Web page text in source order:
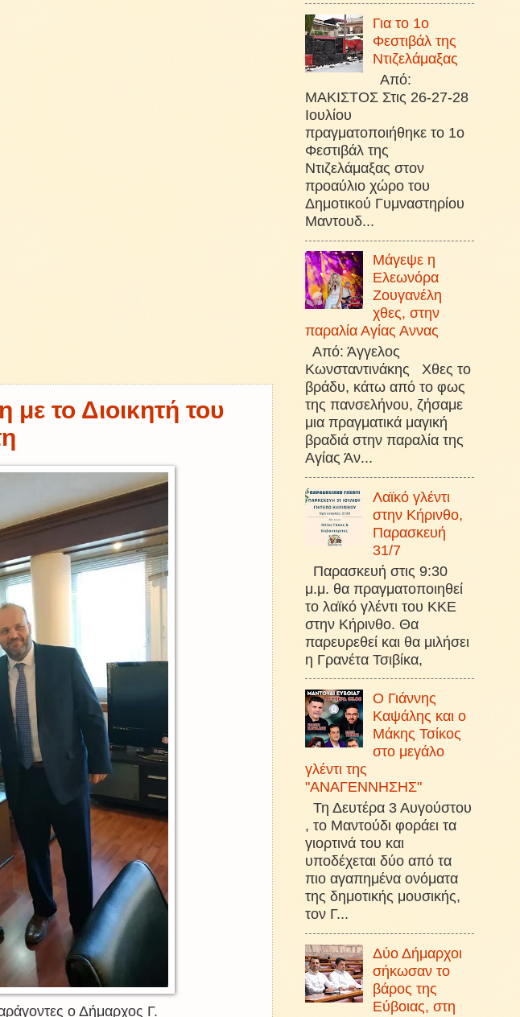
το Διοικητή του
ο Δήμαρχος Γ.
Για το 1ο
Φεστιβάλ της
Ντιζελάμαξας
Από:
ΜΑΚΙΣΤΟΣ Στις 26-27-28
Ιουλίου
πραγματοποιήθηκε το 1ο
Φεστιβάλ της
Ντιζελάμαξας στον
προαύλιο χώρο του
Δημοτικού Γυμναστηρίου
Μαντουδ...
Μάγεψε η
Ελεωνόρα
Ζουγανέλη
χθες, στην
παραλία Αγίας Αννας
Από: Άγγελος
Κωνσταντινάκης Χθες το
βράδυ, κάτω από το φως
της πανσελήνου, ζήσαμε
μια πραγματικά μαγική
βραδιά στην παραλία της
Αγίας Άν...
Λαϊκό γλέντι
στην Κήρινθο,
Παρασκευή
31/7
Παρασκευή στις 9:30
μ.μ. θα πραγματοποιηθεί
το λαϊκό γλέντι του ΚΚΕ
στην Κήρινθο. Θα
παρευρεθεί και θα μιλήσει
η Γρανέτα Τσιβίκα,
Ο Γιάννης
Καψάλης και ο
Μάκης Τσίκος
στο μεγάλο
γλέντι της
"ΑΝΑΓΕΝΝΗΣΗΣ"
Τη Δευτέρα 3 Αυγούστου
, το Μαντούδι φοράει τα
γιορτινά του και
υποδέχεται δύο από τα
πιο αγαπημένα ονόματα
της δημοτικής μουσικής,
τον Γ...
Δύο Δήμαρχοι
σήκωσαν το
βάρος της
Εύβοιας, στη